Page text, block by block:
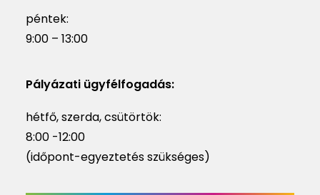
péntek:
9:00 – 13:00
Pályázati ügyfélfogadás:
hétfő, szerda, csütörtök:
8:00 -12:00
(időpont-egyeztetés szükséges)